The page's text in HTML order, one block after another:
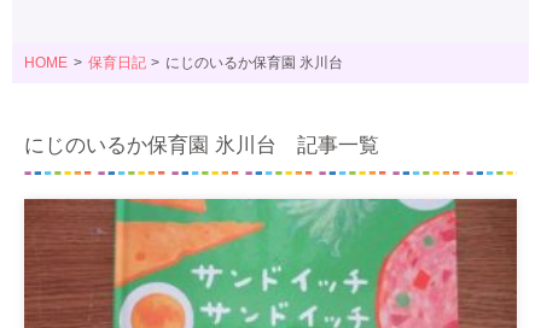
HOME 保育日記 にじのいるか保育園 氷川台
にじのいるか保育園 氷川台 記事一覧